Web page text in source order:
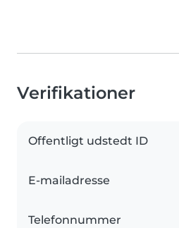
Verifikationer
Offentligt udstedt ID
E-mailadresse
Telefonnummer